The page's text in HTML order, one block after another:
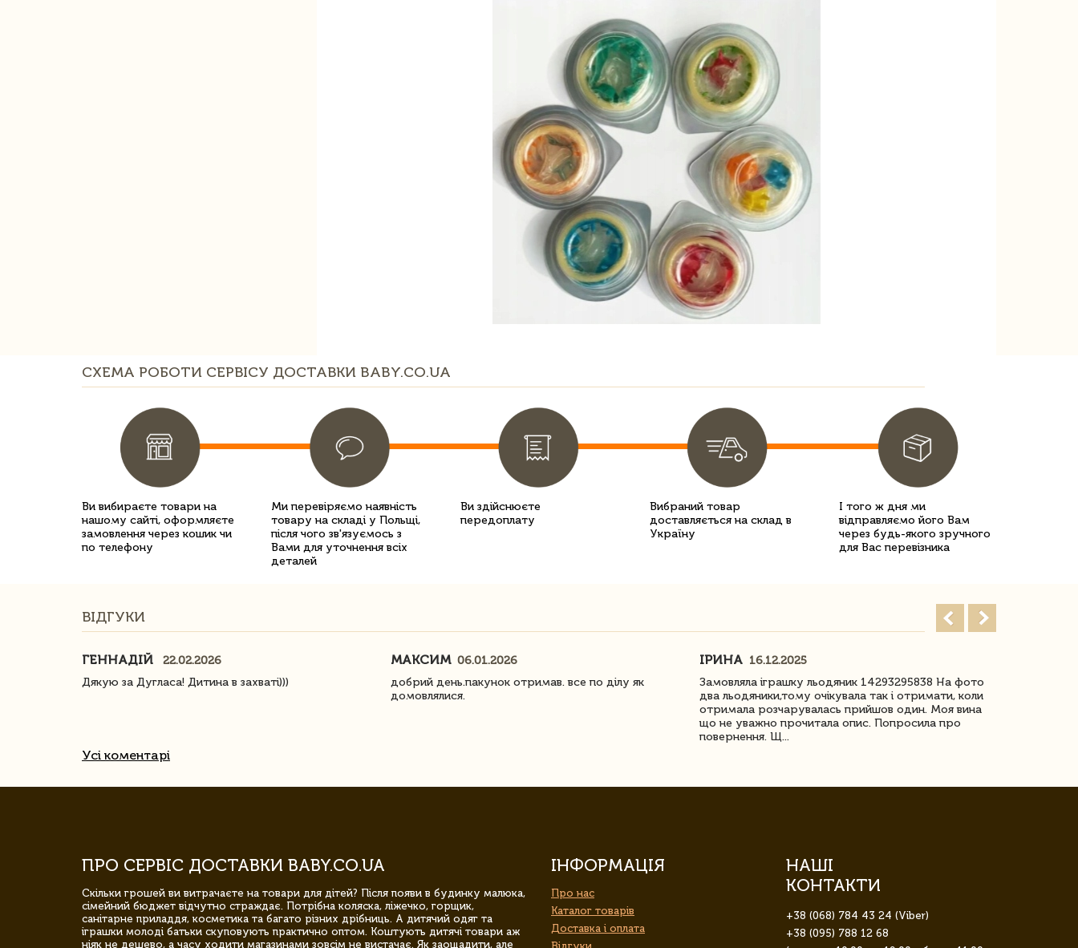
СХЕМА РОБОТИ СЕРВІСУ ДОСТАВКИ BABY.CO.UA
Ви вибираєте товари на
нашому сайті, оформляєте
замовлення через кошик чи
по телефону
Ми перевіряємо наявність
товару на складі у Польщі,
після чого зв'язуємось з
Вами для уточнення всіх
деталей
Ви здійснюєте
передоплату
Вибраний товар
доставляється на склад в
Україну
І того ж дня ми
відправляємо його Вам
через будь-якого зручного
для Вас перевізника
ВІДГУКИ
ГЕННАДІЙ
22.02.2026
Дякую за Дугласа! Дитина в захваті)))
МАКСИМ 06.01.2026
добрий день.пакунок отримав. все по ділу як
домовлялися.
ІРИНА 16.12.2025
Замовляла іграшку льодяник 14293295838 На фото
два льодяники,тому очікувала так і отримати, коли
отримала розчарувалась прийшов один. Моя вина
що не уважно прочитала опис. Попросила про
повернення. Щ...
Усі коментарі
ПРО СЕРВІС ДОСТАВКИ BABY.CO.UA
Скільки грошей ви витрачаєте на товари для дітей? Після появи в будинку малюка,
сімейний бюджет відчутно страждає. Потрібна коляска, ліжечко, горщик,
санітарне приладдя, косметика та багато різних дрібниць. А дитячий одяг та
іграшки молоді батьки скуповують практично оптом. Коштують дитячі товари аж
ніяк не дешево, а часу ходити магазинами зовсім не вистачає. Як заощадити, але
ІНФОРМАЦІЯ
Про нас
Каталог товарів
Доставка і оплата
НАШІ
КОНТАКТИ
+38 (068) 784 43 24 (Viber)
+38 (095) 788 12 68